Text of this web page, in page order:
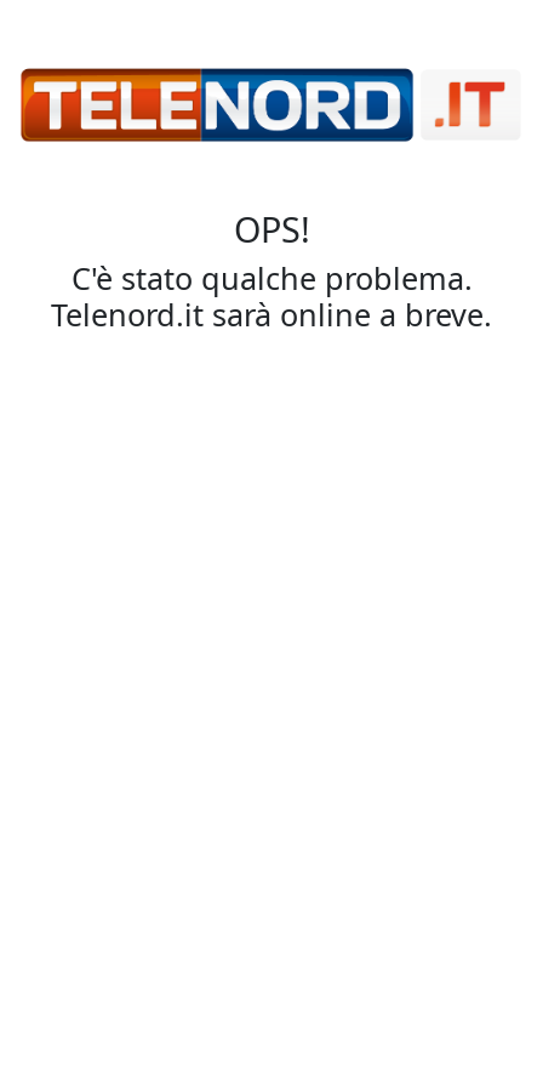
OPS!
C'è stato qualche problema.
Telenord.it sarà online a breve.